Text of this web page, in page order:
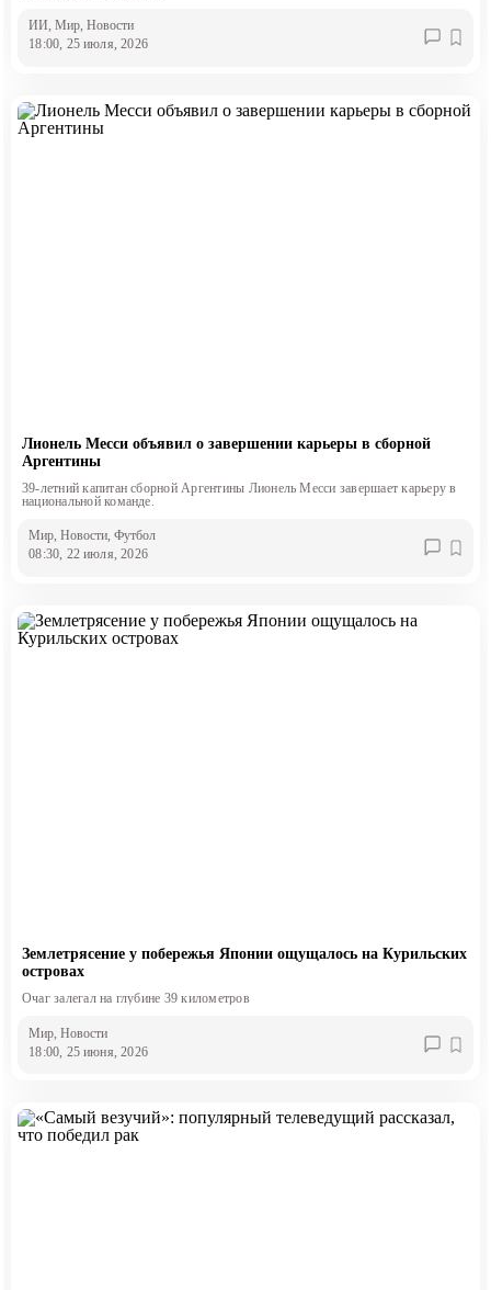
ИИ, Мир, Новости
18:00, 25 июля, 2026
Лионель Месси объявил о завершении карьеры в сборной
Аргентины
39-летний капитан сборной Аргентины Лионель Месси завершает карьеру в
национальной команде.
Мир, Новости, Футбол
08:30, 22 июля, 2026
Землетрясение у побережья Японии ощущалось на Курильских
островах
Очаг залегал на глубине 39 километров
Мир , Новости
18:00, 25 июня, 2026